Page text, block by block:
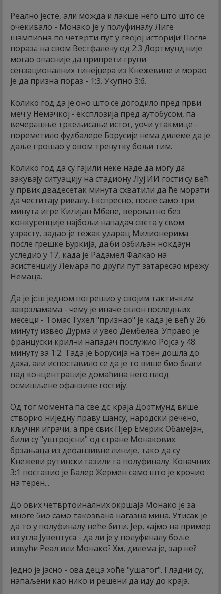
Реално јесте, али можда и лакше него што што се
очекивало - Монако је у полуфиналу Лиге
шампиона по четврти пут у својој историји! После
пораза на свом Вестфалену од 2:3 Дортмунд није
могао опасније да припрети групи
сензационалних тинејџера из Кнежевине и морао
је да призна пораз - 1:3. Укупно 3:6.
Колико год да је оно што се догодило пред први
меч у Немачкој - експлозија пред аутобусом, па
вечерашње тркељисање истог, уочи утакмице -
пореметило фудбалере Борусије нема дилеме да је
даље прошао у овом тренутку бољи тим.
Колико год да су гајили неке наде да могу да
закувају ситуацију на стадиону Луј ИИ гости су већ
у првих двадесетак минута схватили да ће морати
да честитају ривалу. Експресно, после само три
минута игре Килијан Мбапе, вероватно без
конкуренције најбољи нападач света у свом
узрасту, задао је тежак ударац Милионерима
после грешке Буркија, да би озбиљан нокдаун
уследио у 17, када је Радамел Фалкао на
асистенцију Лемара по други пут затаресао мрежу
Немаца.
Да је још једном погрешио у својим тактичким
заврзламама - чему је иначе склон последњих
месеци - Томас Тухел "признао" је када је већ у 26.
минуту извео Дурма и увео Дембелеа. Управо је
француски крилни нападач послужио Ројса у 48.
минуту за 1:2. Тада је Борусија на трен дошла до
даха, али испоставило се да је то више био благи
пад концентрације домаћина него плод
осмишљене офанзиве гостију.
Од тог момента па све до краја Дортмунд више
створио ниједну праву шансу, народски речено,
кључни играчи, а пре свих Пјер Емерик Обамејан,
били су "уштројени" од стране Монакових
брзањаца из дефанзивне линије, тако да су
Кнежеви рутински газили га полуфиналу. Коначних
3:1 поставио је Валер Жермен само што је крочио
на терен...
До ових четвртфиналних окршаја Монако је за
многе био само такозвана нагазна мина. Утисак је
да то у полуфиналу неће бити. Јер, хајмо на пример
из угла Јувентуса - да ли је у полуфиналу боље
извући Реал или Монако? Хм, дилема је, зар не?
Једно је јасно - ова деца хоће "ушатог". Гладни су,
напаљени као нико и решени да иду до краја.